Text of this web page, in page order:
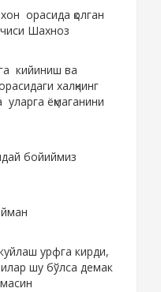
орасида қолган
Шахноз
кийиниш ва
халқнинг
уларга ёқмаганини
бойиймиз
урфга кирди,
шу бўлса демак